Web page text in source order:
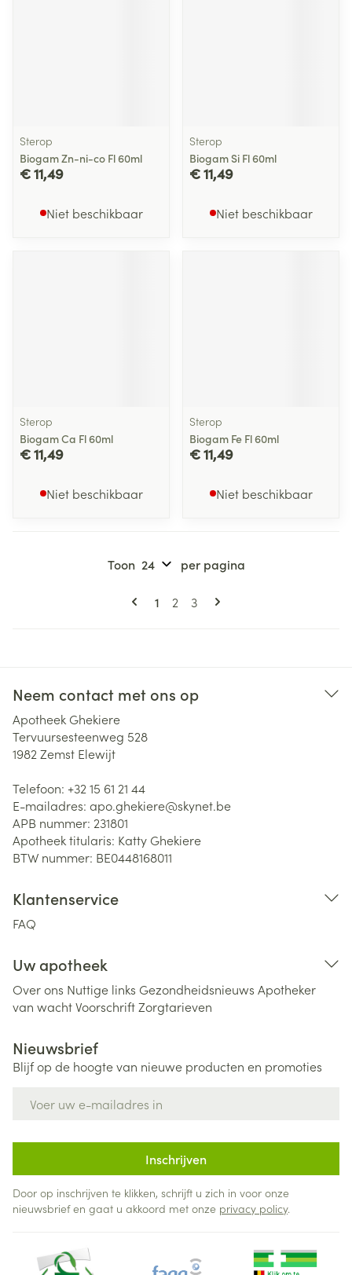
Sterop
Biogam Zn-ni-co Fl 60ml
€ 11,49
Niet beschikbaar
Sterop
Biogam Si Fl 60ml
€ 11,49
Niet beschikbaar
Sterop
Biogam Ca Fl 60ml
€ 11,49
Niet beschikbaar
Sterop
Biogam Fe Fl 60ml
€ 11,49
Niet beschikbaar
Pagina's
U lees momenteel pagina
1 Pagina
2 Pagina
3
Toon per pagina
Neem contact met ons op
Apotheek Ghekiere
Tervuursesteenweg 528
1982 Zemst Elewijt
Telefoon: +32 15 61 21 44
E-mailadres: apo.ghekiere@skynet.be
APB nummer: 231801
Apotheek titularis: Katty Ghekiere
BTW nummer: BE0448168011
Klantenservice
FAQ
Uw apotheek
Over ons Nuttige links Gezondheidsnieuws Apotheker
van wachtVoorschriftZorgtarieven
Nieuwsbrief
Blijf op de hoogte van nieuwe producten en promoties
Inschrijven
Door op inschrijven te klikken, schrijft u zich in voor onze
nieuwsbrief en gaat u akkoord met onze privacy policy.